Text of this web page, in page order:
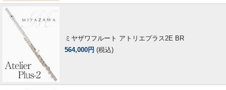
ミヤザワフルート アトリエプラス2E BR
564,000円 (税込)